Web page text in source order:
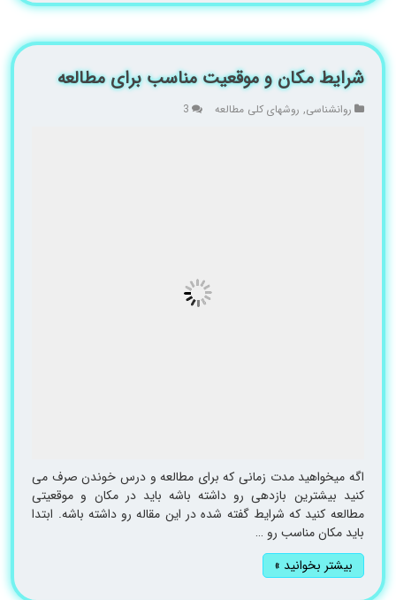
شرایط مکان و موقعیت مناسب برای مطالعه
روانشناسی, روشهای کلی مطالعه 3
اگه میخواهید مدت زمانی که برای مطالعه و درس خوندن صرف می
کنید بیشترین بازدهی رو داشته باشه باید در مکان و موقعیتی
مطالعه کنید که شرایط گفته شده در این مقاله رو داشته باشه. ابتدا
باید مکان مناسب رو …
بیشتر بخوانید »